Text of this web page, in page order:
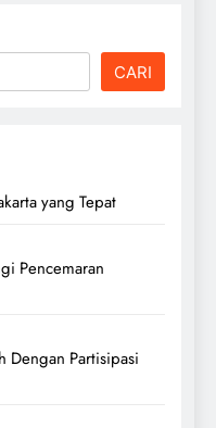
CARI
yang Tepat
Pencemaran
Dengan Partisipasi